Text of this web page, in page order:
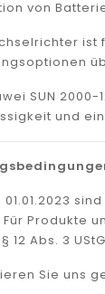
von
ist
SUN
und
01.01.2023
Produkte
12 Abs. 3
Sie uns